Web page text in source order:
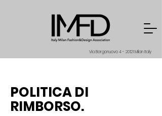
Via Borgonuovo 4 - 20121 Milan Italy
POLITICA DI
RIMBORSO.